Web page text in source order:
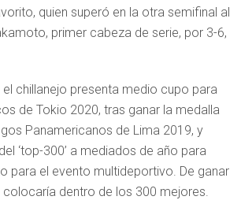
quien superó en la otra semifinal al
primer cabeza de serie, por 3-6,
chillanejo presenta medio cupo para
de Tokio 2020, tras ganar la medalla
Panamericanos de Lima 2019, y
‘top-300’ a mediados de año para
para el evento multideportivo. De ganar
colocaría dentro de los 300 mejores.